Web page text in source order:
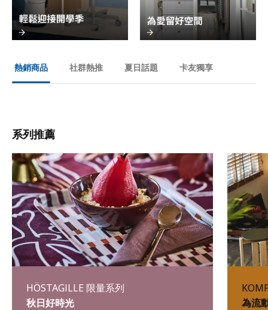
熱銷商品 社群熱推 夏日話題 卡友獨享
系列推薦
HÖSTAGILLE 限量系列
秋日好時光
為流